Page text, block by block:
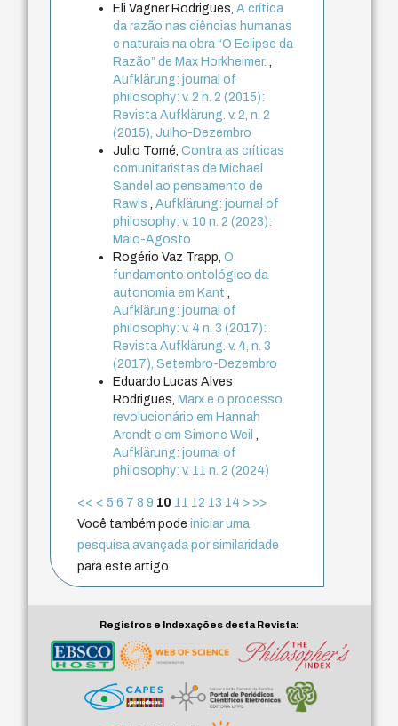
Eli Vagner Rodrigues,A crítica
da razão nas ciências humanas
e naturais na obra “O Eclipse da
Razão” de Max Horkheimer.
Aufklärung: journal of
philosophy: v. 2 n. 2 (2015):
Revista Aufklärung. v. 2, n. 2
(2015), Julho-Dezembro
Julio Tomé,Contra as críticas
comunitaristas de Michael
Sandel ao pensamento de
Rawls
,Aufklärung: journal of
philosophy: v. 10 n. 2 (2023):
Maio-Agosto
Rogério Vaz Trapp,O
fundamento ontológico da
autonomia em Kant
Aufklärung: journal of
philosophy: v. 4 n. 3 (2017):
Revista Aufklärung. v. 4, n. 3
(2017), Setembro-Dezembro
Eduardo Lucas Alves
Rodrigues,Marx e o processo
revolucionário em Hannah
Arendt e em Simone Weil
Aufklärung: journal of
philosophy: v. 11 n. 2 (2024)
<< < 5 6 7 8 9 10 11 12 13 14 > >>
Você também podeiniciar uma
pesquisa avançada por similaridade
para este artigo.
Registros e Indexações desta Revista: